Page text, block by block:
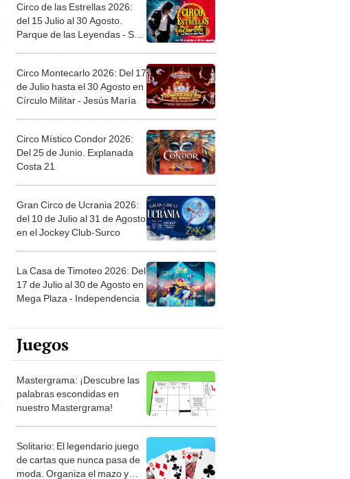
Circo de las Estrellas 2026:
del 15 Julio al 30 Agosto.
Parque de las Leyendas - San
Circo Montecarlo 2026: Del 17
de Julio hasta el 30 Agosto en
Círculo Militar - Jesús María
Circo Místico Condor 2026:
Del 25 de Junio. Explanada
Costa 21
Gran Circo de Ucrania 2026:
del 10 de Julio al 31 de Agosto
en el Jockey Club-Surco
La Casa de Timoteo 2026: Del
17 de Julio al 30 de Agosto en
Mega Plaza - Independencia
Juegos
Mastergrama: ¡Descubre las
palabras escondidas en
nuestro Mastergrama!
Solitario: El legendario juego
de cartas que nunca pasa de
moda. Organiza el mazo y